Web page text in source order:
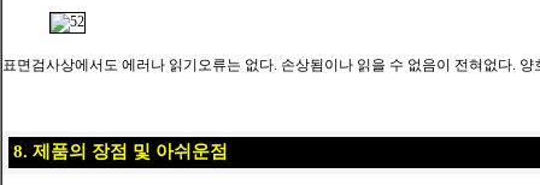
표면검사상에서도 에러나 읽기오류는 없다. 손상됨이나 읽을 수 없음이 전혀없다. 양
8. 제품의 장점 및 아쉬운점